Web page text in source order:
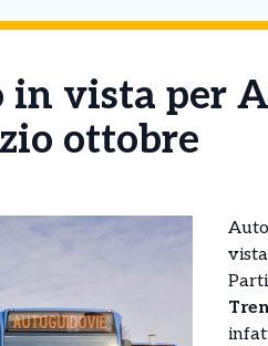
in vista per
ottobre